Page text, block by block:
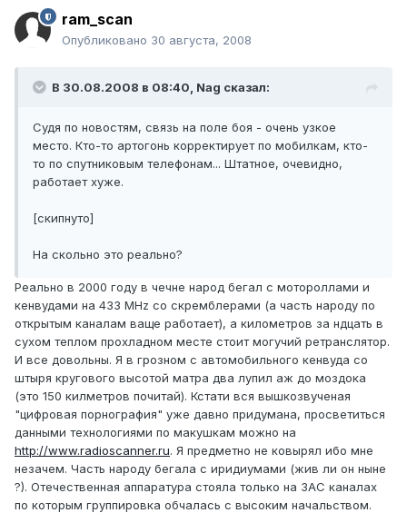
ram_scan
Опубликовано 30 августа, 2008
В 30.08.2008 в 08:40, Nag сказал:
Судя по новостям, связь на поле боя - очень узкое
место. Кто-то артогонь корректирует по мобилкам, кто-
то по спутниковым телефонам... Штатное, очевидно,
работает хуже.
[скипнуто]
На скольно это реально?
Реально в 2000 году в чечне народ бегал с мотороллами и
кенвудами на 433 MHz со скремблерами (а часть народу по
открытым каналам ваще работает), а километров за ндцать в
сухом теплом прохладном месте стоит могучий ретранслятор.
И все довольны. Я в грозном с автомобильного кенвуда со
штыря кругового высотой матра два лупил аж до моздока
(это 150 килметров почитай). Кстати вся вышкозвученая
"цифровая порнография" уже давно придумана, просветиться
данными технологиями по макушкам можно на
http://www.radioscanner.ru. Я предметно не ковырял ибо мне
незачем. Часть народу бегала с иридиумами (жив ли он ныне
?). Отечественная аппаратура стояла только на ЗАС каналах
по которым группировка обчалась с высоким начальством.